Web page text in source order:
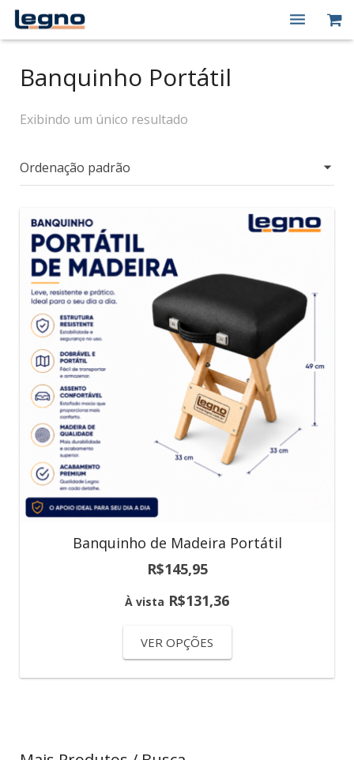
Macas Elétricas
Peças de Reposição
Minha conta
Banquinho Portátil
Exibindo um único resultado
Banquinho de Madeira Portátil
R$145,95
À vista R$131,36
VER OPÇÕES